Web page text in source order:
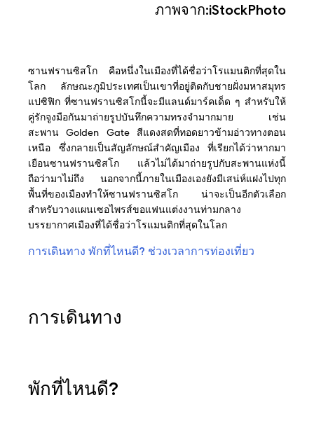
ภาพจาก:iStockPhoto
ซานฟรานซิสโก คือหนึ่งในเมืองที่ได้ชื่อว่าโรแมนติกที่สุดใน
โลก ลักษณะภูมิประเทศเป็นเขาที่อยู่ติดกับชายฝั่งมหาสมุทร
แปซิฟิก ที่ซานฟรานซิสโกนี้จะมีแลนด์มาร์คเด็ด ๆ สำหรับให้
คู่รักจูงมือกันมาถ่ายรูปบันทึกความทรงจำมากมาย เช่น
สะพาน Golden Gate สีแดงสดที่ทอดยาวข้ามอ่าวทางตอน
เหนือ ซึ่งกลายเป็นสัญลักษณ์สำคัญเมือง ที่เรียกได้ว่าหากมา
เยือนซานฟรานซิสโก แล้วไม่ได้มาถ่ายรูปกับสะพานแห่งนี้
ถือว่ามาไม่ถึง นอกจากนี้ภายในเมืองเองยังมีเสน่ห์แฝงไปทุก
พื้นที่ของเมืองทำให้ซานฟรานซิสโก น่าจะเป็นอีกตัวเลือก
สำหรับวางแผนเซอไพรส์ขอแฟนแต่งงานท่ามกลาง
บรรยากาศเมืองที่ได้ชื่อว่าโรแมนติกที่สุดในโลก
การเดินทาง พักที่ไหนดี? ช่วงเวลาการท่องเที่ยว
การเดินทาง
พักที่ไหนดี?